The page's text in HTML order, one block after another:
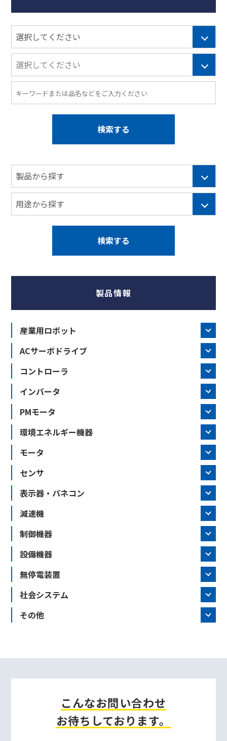
製品情報
産業用ロボット
ACサーボドライブ
コントローラ
インバータ
PMモータ
環境エネルギー機器
モータ
センサ
表示器・パネコン
減速機
制御機器
設備機器
無停電装置
社会システム
その他
こんなお問い合わせ
お待ちしております。